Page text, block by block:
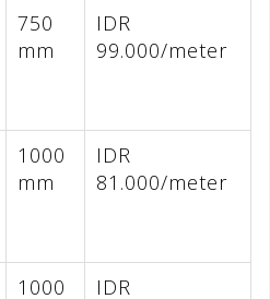
750
mm
IDR
99.000/meter
1000
mm
IDR
81.000/meter
1000 IDR